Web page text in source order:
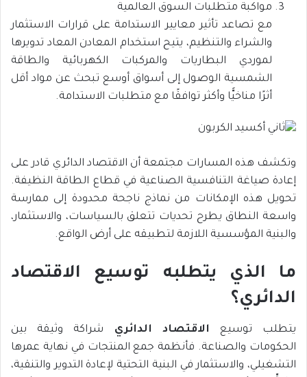
مواكبة متطلبات السوق العالمية
مع تصاعد تأثير معايير الاستدامة على قرارات الاستثمار
والشراء والتنظيم، يتيح استخدام المعادن المعاد تدويرها
لموردي البطاريات والمركبات الكهربائية والطاقة
الشمسية الوصول إلى أسواق أوسع تبحث عن مواد أقل
أثرًا مناخيًّا وأكثر توافقًا مع متطلبات الاستدامة.
وتكشف هذه المسارات مجتمعة أن الاقتصاد الدائري قادر على
إعادة صياغة التنافسية الصناعية في قطاع الطاقة النظيفة.
تحويل هذه الإمكانات من نماذج ناجحة محدودة إلى ممارسة
واسعة النطاق يطرح تحديات تتعلق بالسياسات، والاستثمار،
والبنية المؤسسية اللازمة لتطبيقه على أرض الواقع.
ما الذي يتطلبه توسيع الاقتصاد
الدائري؟
يتطلب توسيع الاقتصاد الدائري شراكة وثيقة بين
الحكومات والصناعة. فأنظمة جمع المنتجات في نهاية عمرها
التشغيلي، والاستثمار في البنية التحتية لإعادة التدوير والتنقية،